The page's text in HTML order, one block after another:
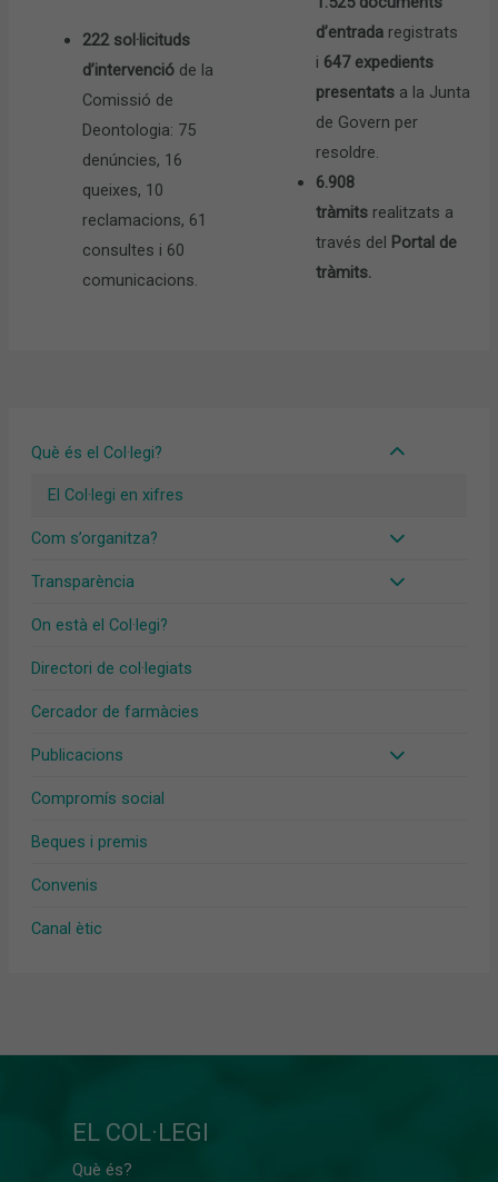
Què és el Col·legi?
El Col·legi en xifres
Com s’organitza?
Transparència
On està el Col·legi?
Directori de col·legiats
Cercador de farmàcies
Publicacions
Compromís social
Beques i premis
Convenis
Canal ètic
222 sol·licituds
d’intervenció de la
Comissió de
Deontologia: 75
denúncies, 16
queixes, 10
reclamacions, 61
consultes i 60
comunicacions.
d’entradaregistrats
i 647 expedients
presentatsa la Junta
de Govern per
resoldre.
6.908
tràmitsrealitzats a
través del Portal de
tràmits.
EL COL·LEGI
Què és?